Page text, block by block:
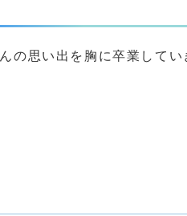
の思い出を胸に卒業してい